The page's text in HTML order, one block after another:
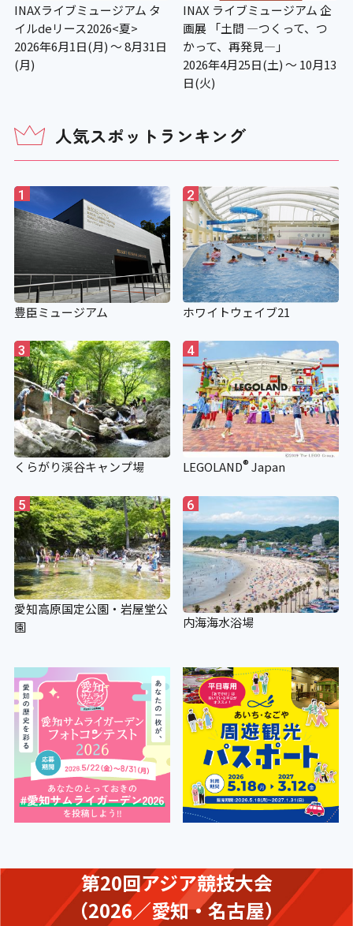
施設の点字案内
〇
INAXライブミュージアム タ
イルdeリース2026<夏>
2026年6月1日(月) ～ 8月31日
(月)
INAX ライブミュージアム 企
画展 「土間 ―つくって、つ
かって、再発見―」
2026年4月25日(土) ～ 10月13
日(火)
人気スポットランキング
1
豊臣ミュージアム
2
ホワイトウェイブ21
3
くらがり渓谷キャンプ場
4
LEGOLAND®Japan
5
愛知高原国定公園・岩屋堂公
園
6
内海海水浴場
第20回アジア競技大会
（2026／愛知・名古屋）